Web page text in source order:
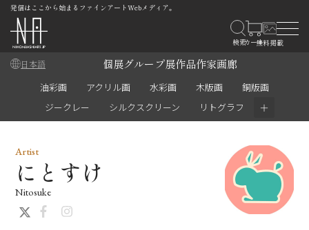
発信はここから始まるファインアートWebメディア。
日本語 個展グループ展作品作家画廊
油彩画 アクリル画 水彩画 木版画
銅版画
ジークレー
シルクスクリーン リトグラフ ＋
Artist
にとすけ
Nitosuke